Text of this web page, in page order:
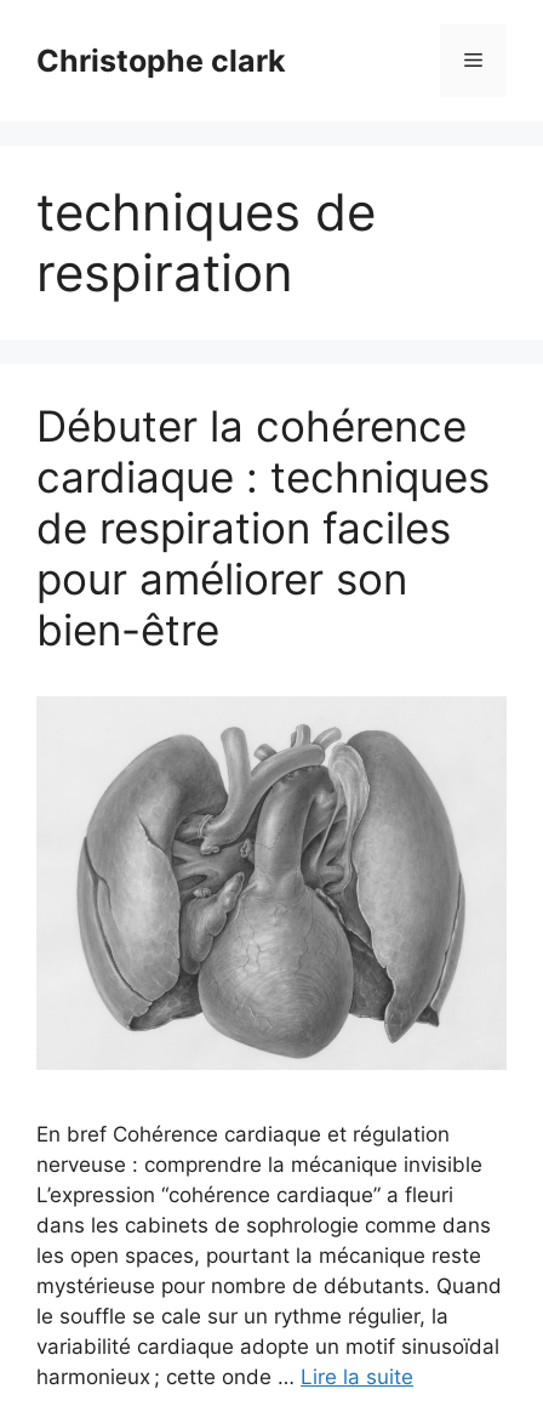
contenuChristophe clark Menu
techniques de
respiration
Débuter la cohérence
cardiaque : techniques
de respiration faciles
pour améliorer son
bien-être
En bref Cohérence cardiaque et régulation
nerveuse : comprendre la mécanique invisible
L’expression “cohérence cardiaque” a fleuri
dans les cabinets de sophrologie comme dans
les open spaces, pourtant la mécanique reste
mystérieuse pour nombre de débutants. Quand
le souffle se cale sur un rythme régulier, la
variabilité cardiaque adopte un motif sinusoïdal
harmonieux ; cette onde … Lire la suite